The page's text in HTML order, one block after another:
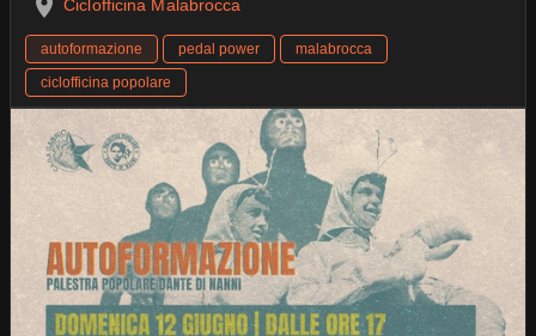
Ciclofficina Malabrocca
autoformazione pedal power
malabrocca
ciclofficina popolare